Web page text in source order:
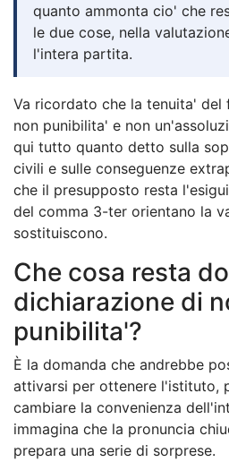
quanto ammonta cio' che
le due cose, nella
l'intera partita.
Va ricordato che la tenuita' del
non punibilita' e non
qui tutto quanto detto sulla
civili e sulle conseguenze
che il presupposto resta
del comma 3-ter orientano la
sostituiscono.
Che cosa resta
dichiarazione di
punibilita'?
È la domanda che andrebbe
attivarsi per ottenere l'istituto,
cambiare la convenienza
immagina che la pronuncia
prepara una serie di sorprese.